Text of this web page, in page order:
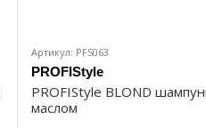
Артикул: PFS063
PROFIStyle
PROFIStyle BLOND
маслом